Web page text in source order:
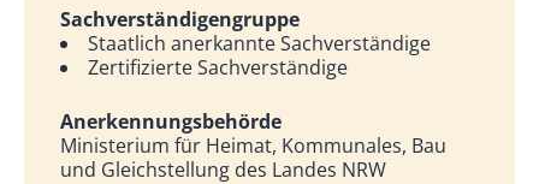
Sachverständigengruppe
Staatlich anerkannte Sachverständige
Zertifizierte Sachverständige
Anerkennungsbehörde
Ministerium für Heimat, Kommunales, Bau
und Gleichstellung des Landes NRW